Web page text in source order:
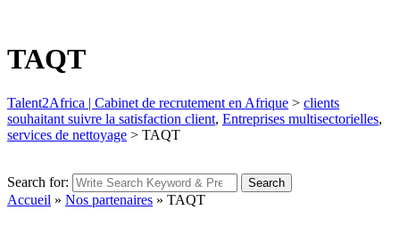
TAQT
Talent2Africa | Cabinet de recrutement en Afrique > clients
souhaitant suivre la satisfaction client, Entreprises multisectorielles,
services de nettoyage > TAQT
Search for: Search
Accueil » Nos partenaires » TAQT